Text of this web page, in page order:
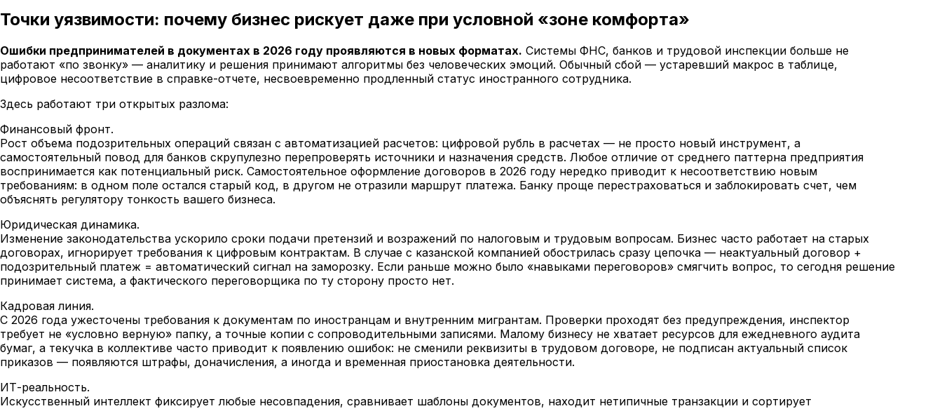
Точки уязвимости: почему бизнес рискует даже при условной «зоне комфорта»
Ошибки предпринимателей в документах в 2026 году проявляются в новых форматах. Системы ФНС, банков и трудовой инспекции больше не
работают «по звонку» — аналитику и решения принимают алгоритмы без человеческих эмоций. Обычный сбой — устаревший макрос в таблице,
цифровое несоответствие в справке-отчете, несвоевременно продленный статус иностранного сотрудника.
Здесь работают три открытых разлома:
Финансовый фронт.
Рост объема подозрительных операций связан с автоматизацией расчетов: цифровой рубль в расчетах — не просто новый инструмент, а
самостоятельный повод для банков скрупулезно перепроверять источники и назначения средств. Любое отличие от среднего паттерна предприятия
воспринимается как потенциальный риск. Самостоятельное оформление договоров в 2026 году нередко приводит к несоответствию новым
требованиям: в одном поле остался старый код, в другом не отразили маршрут платежа. Банку проще перестраховаться и заблокировать счет, чем
объяснять регулятору тонкость вашего бизнеса.
Юридическая динамика.
Изменение законодательства ускорило сроки подачи претензий и возражений по налоговым и трудовым вопросам. Бизнес часто работает на старых
договорах, игнорирует требования к цифровым контрактам. В случае с казанской компанией обострилась сразу цепочка — неактуальный договор +
подозрительный платеж = автоматический сигнал на заморозку. Если раньше можно было «навыками переговоров» смягчить вопрос, то сегодня решение
принимает система, а фактического переговорщика по ту сторону просто нет.
Кадровая линия.
С 2026 года ужесточены требования к документам по иностранцам и внутренним мигрантам. Проверки проходят без предупреждения, инспектор
требует не «условно верную» папку, а точные копии с сопроводительными записями. Малому бизнесу не хватает ресурсов для ежедневного аудита
бумаг, а текучка в коллективе часто приводит к появлению ошибок: не сменили реквизиты в трудовом договоре, не подписан актуальный список
приказов — появляются штрафы, доначисления, а иногда и временная приостановка деятельности.
ИТ-реальность.
Искусственный интеллект фиксирует любые несовпадения, сравнивает шаблоны документов, находит нетипичные транзакции и сортирует